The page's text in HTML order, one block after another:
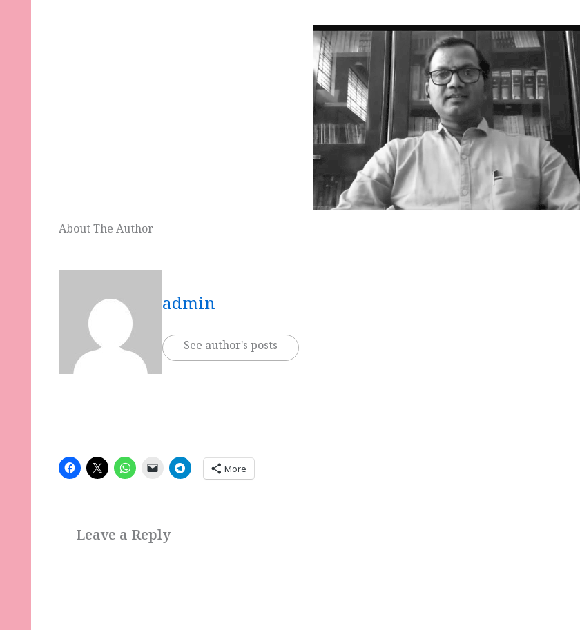
About The Author
admin
See author's posts
More
Leave a Reply